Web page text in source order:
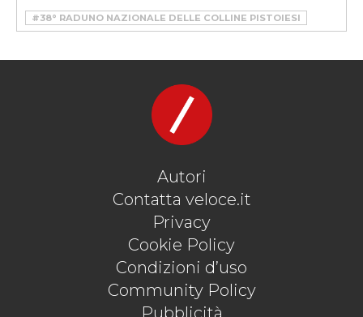
#38° RADUNO NAZIONALE DELLE COLLINE PISTOIESI
#CLUB LEOPARD 4X4 FUORISTRADA
#MOSTRA SCAMBIO DI NOVEGRO
#MOTO E CICLO D’EPOCA
#REGISTRO STORICO RANGE ROVER ITALIA
#RIEVOCAZIONE STORICA VALVISCIOLO - BASSIANO
#XVI EDIZIONE DEL CIRCUITO DELLE VALLI
Autori
Contatta veloce.it
Privacy
Cookie Policy
Condizioni d’uso
Community Policy
Pubblicità